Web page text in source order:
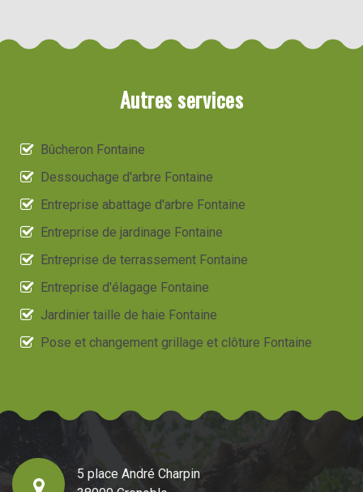
Autres services
Bûcheron Fontaine
Dessouchage d'arbre Fontaine
Entreprise abattage d'arbre Fontaine
Entreprise de jardinage Fontaine
Entreprise de terrassement Fontaine
Entreprise d'élagage Fontaine
Jardinier taille de haie Fontaine
Pose et changement grillage et clôture Fontaine
5 place André Charpin